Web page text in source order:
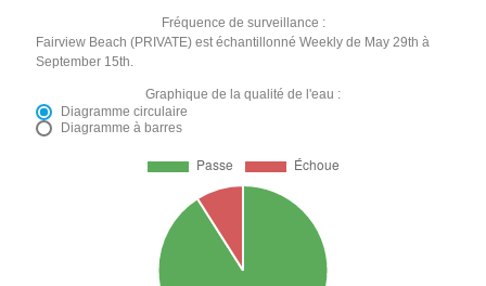
Fréquence de surveillance :
Fairview Beach (PRIVATE) est échantillonné Weekly de May 29th à
September 15th.
Graphique de la qualité de l'eau :
Diagramme circulaire
Diagramme à barres